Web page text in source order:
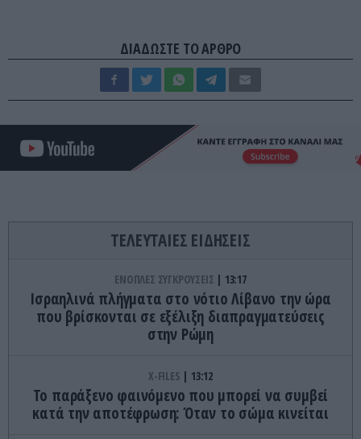
ΔΙΑΔΩΣΤΕ ΤΟ ΑΡΘΡΟ
ΤΕΛΕΥΤΑΙΕΣ ΕΙΔΗΣΕΙΣ
ΕΝΟΠΛΕΣ ΣΥΓΚΡΟΥΣΕΙΣ 13:17
Ισραηλινά πλήγματα στο νότιο Λίβανο την ώρα
που βρίσκονται σε εξέλιξη διαπραγματεύσεις
στην Ρώμη
X-FILES 13:12
Το παράξενο φαινόμενο που μπορεί να συμβεί
κατά την αποτέφρωση: Όταν το σώμα κινείται